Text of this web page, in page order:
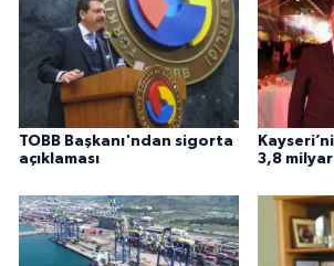
TOBB Başkanı'ndan sigorta
açıklaması
3,8